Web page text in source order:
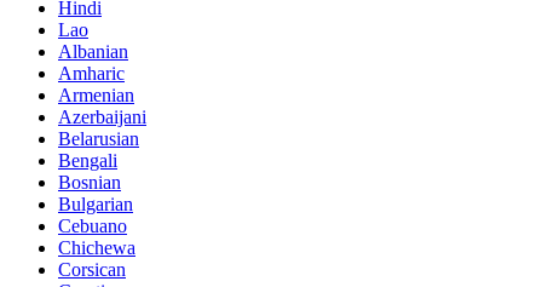
Hindi
Lao
Albanian
Amharic
Armenian
Azerbaijani
Belarusian
Bengali
Bosnian
Bulgarian
Cebuano
Chichewa
Corsican